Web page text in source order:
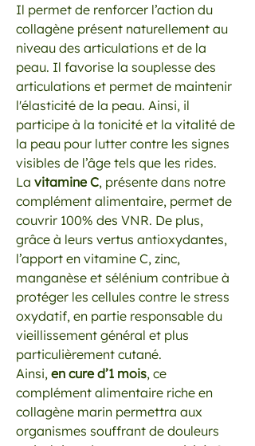
Il permet de renforcer l’action du
collagène présent naturellement au
niveau des articulations et de la
peau. Il favorise la souplesse des
articulations et permet de maintenir
l'élasticité de la peau. Ainsi, il
participe à la tonicité et la vitalité de
la peau pour lutter contre les signes
visibles de l’âge tels que les rides.
La vitamine C, présente dans notre
complément alimentaire, permet de
couvrir 100% des VNR. De plus,
grâce à leurs vertus antioxydantes,
l’apport en vitamine C, zinc,
manganèse et sélénium contribue à
protéger les cellules contre le stress
oxydatif, en partie responsable du
vieillissement général et plus
particulièrement cutané.
Ainsi, en cure d’1 mois, ce
complément alimentaire riche en
collagène marin permettra aux
organismes souffrant de douleurs